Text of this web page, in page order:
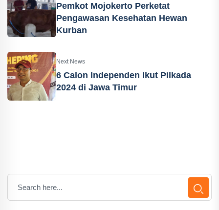
Pemkot Mojokerto Perketat
Pengawasan Kesehatan Hewan
Kurban
Next News
6 Calon Independen Ikut Pilkada
2024 di Jawa Timur